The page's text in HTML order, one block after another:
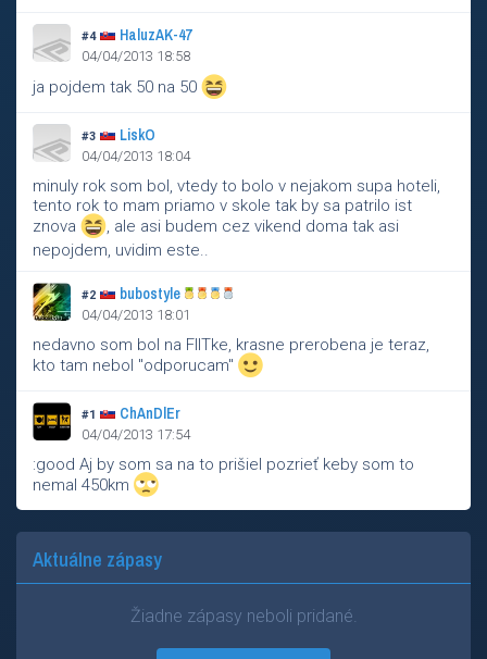
#4 HaluzAK-47
04/04/2013 18:58
ja pojdem tak 50 na 50
#3 LiskO
04/04/2013 18:04
minuly rok som bol, vtedy to bolo v nejakom supa hoteli,
tento rok to mam priamo v skole tak by sa patrilo ist
znova
, ale asi budem cez vikend doma tak asi
nepojdem, uvidim este..
#2 bubostyle
04/04/2013 18:01
nedavno som bol na FIITke, krasne prerobena je teraz,
kto tam nebol "odporucam"
#1 ChAnDlEr
04/04/2013 17:54
:good Aj by som sa na to prišiel pozrieť keby som to
nemal 450km
Aktuálne zápasy
Žiadne zápasy neboli pridané.